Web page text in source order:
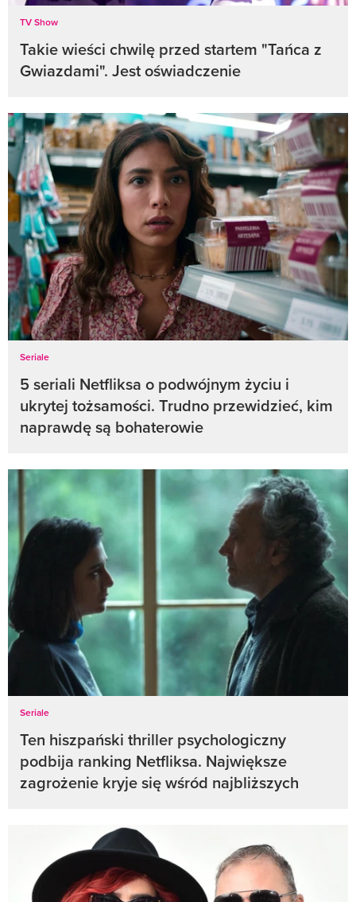
TV Show
Takie wieści chwilę przed startem "Tańca z
Gwiazdami". Jest oświadczenie
Seriale
5 seriali Netfliksa o podwójnym życiu i
ukrytej tożsamości. Trudno przewidzieć, kim
naprawdę są bohaterowie
Seriale
Ten hiszpański thriller psychologiczny
podbija ranking Netfliksa. Największe
zagrożenie kryje się wśród najbliższych